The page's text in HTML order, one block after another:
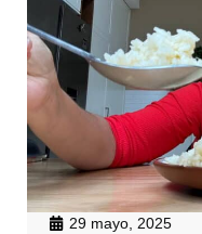
29 mayo, 2025